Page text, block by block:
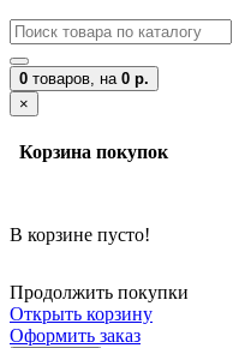
0 товаров, на 0 р.
×
Корзина покупок
В корзине пусто!
Продолжить покупки
Открыть корзину
Оформить заказ